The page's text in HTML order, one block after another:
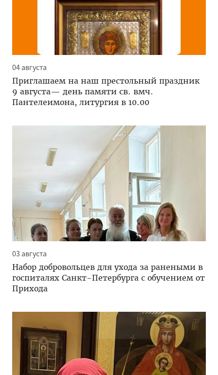
04 августа
Приглашаем на наш престольный праздник
9 августа— день памяти св. вмч.
Пантелеимона, литургия в 10.00
03 августа
Набор добровольцев для ухода за ранеными в
госпиталях Санкт-Петербурга с обучением от
Прихода